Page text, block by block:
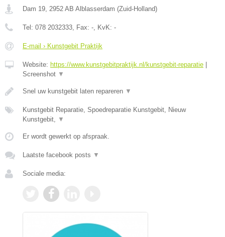
Dam 19, 2952 AB Alblasserdam (Zuid-Holland)
Tel: 078 2032333, Fax: -, KvK: -
E-mail › Kunstgebit Praktijk
Website: https://www.kunstgebitpraktijk.nl/kunstgebit-reparatie
Screenshot ▼
Snel uw kunstgebit laten repareren ▼
Kunstgebit Reparatie, Spoedreparatie Kunstgebit, Nieuw
Kunstgebit, ▼
Er wordt gewerkt op afspraak.
Laatste facebook posts ▼
Sociale media: